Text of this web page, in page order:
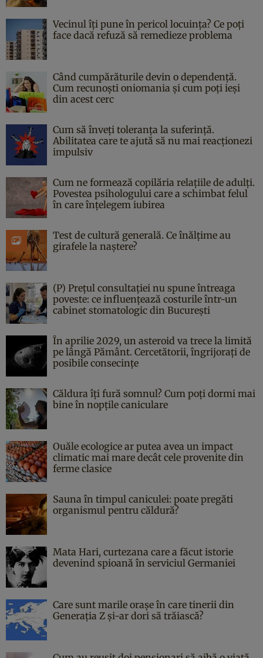
Vecinul îți pune în pericol locuința? Ce poți
face dacă refuză să remedieze problema
Când cumpărăturile devin o dependență.
Cum recunoști oniomania și cum poți ieși
din acest cerc
Cum să înveți toleranța la suferință.
Abilitatea care te ajută să nu mai reacționezi
impulsiv
Cum ne formează copilăria relațiile de adulți.
Povestea psihologului care a schimbat felul
în care înțelegem iubirea
Test de cultură generală. Ce înălțime au
girafele la naștere?
(P) Prețul consultației nu spune întreaga
poveste: ce influențează costurile într-un
cabinet stomatologic din București
În aprilie 2029, un asteroid va trece la limită
pe lângă Pământ. Cercetătorii, îngrijorați de
posibile consecințe
Căldura îți fură somnul? Cum poți dormi mai
bine în nopțile caniculare
Ouăle ecologice ar putea avea un impact
climatic mai mare decât cele provenite din
ferme clasice
Sauna în timpul caniculei: poate pregăti
organismul pentru căldură?
Mata Hari, curtezana care a făcut istorie
devenind spioană în serviciul Germaniei
Care sunt marile orașe în care tinerii din
Generația Z și-ar dori să trăiască?